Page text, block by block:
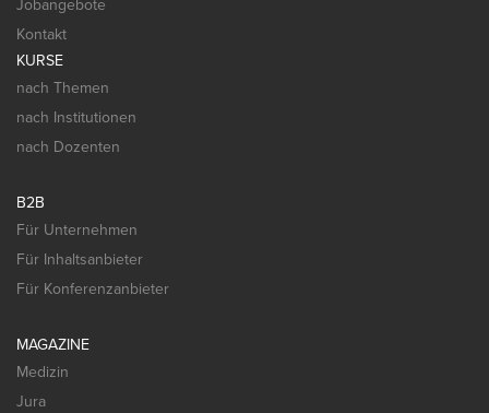
Jobangebote
Kontakt
KURSE
nach Themen
nach Institutionen
nach Dozenten
B2B
Für Unternehmen
Für Inhaltsanbieter
Für Konferenzanbieter
MAGAZINE
Medizin
Jura